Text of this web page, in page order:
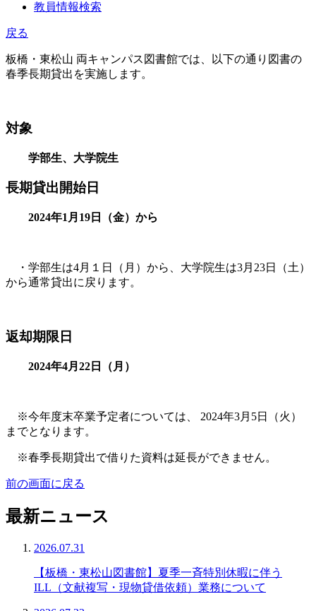
教員情報検索
戻る
板橋・東松山 両キャンパス図書館では、以下の通り図書の
春季長期貸出を実施します。
対象
学部生、大学院生
長期貸出開始日
2024年1月19日（金）から
・学部生は4月１日（月）から、大学院生は3月23日（土）
から通常貸出に戻ります。
返却期限日
2024年4月22日（月）
※今年度末卒業予定者については、 2024年3月5日（火）
までとなります。
※春季長期貸出で借りた資料は延長ができません。
前の画面に戻る
最新ニュース
2026.07.31
【板橋・東松山図書館】夏季一斉特別休暇に伴う
ILL（文献複写・現物貸借依頼）業務について